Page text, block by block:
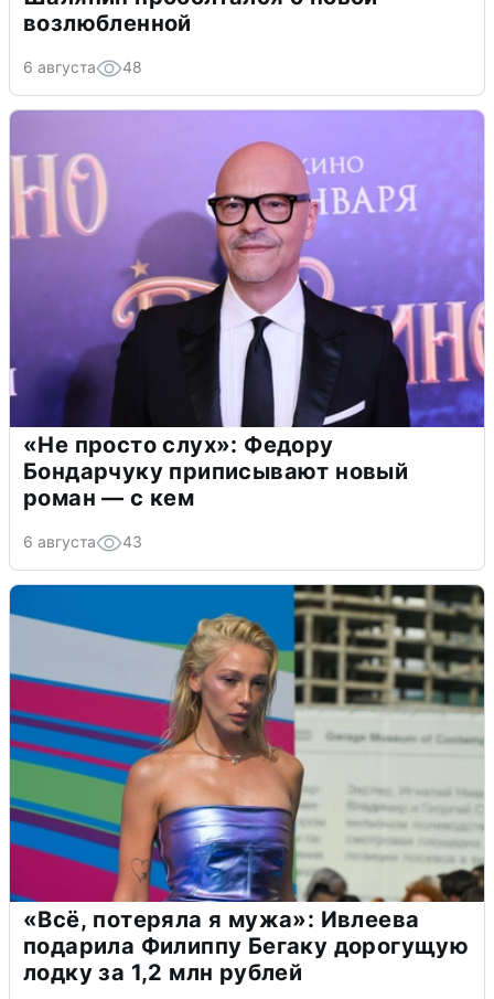
возлюбленной
6 августа 48
«Не просто слух»: Федору
Бондарчуку приписывают новый
роман — с кем
6 августа 43
«Всё, потеряла я мужа»: Ивлеева
подарила Филиппу Бегаку дорогущую
лодку за 1,2 млн рублей